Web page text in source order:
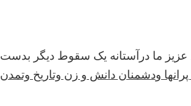
عزیز ما درآستانه یک سقوط دیگر بدست
ودشمنان دانش و زن وتاریخ وتمدن